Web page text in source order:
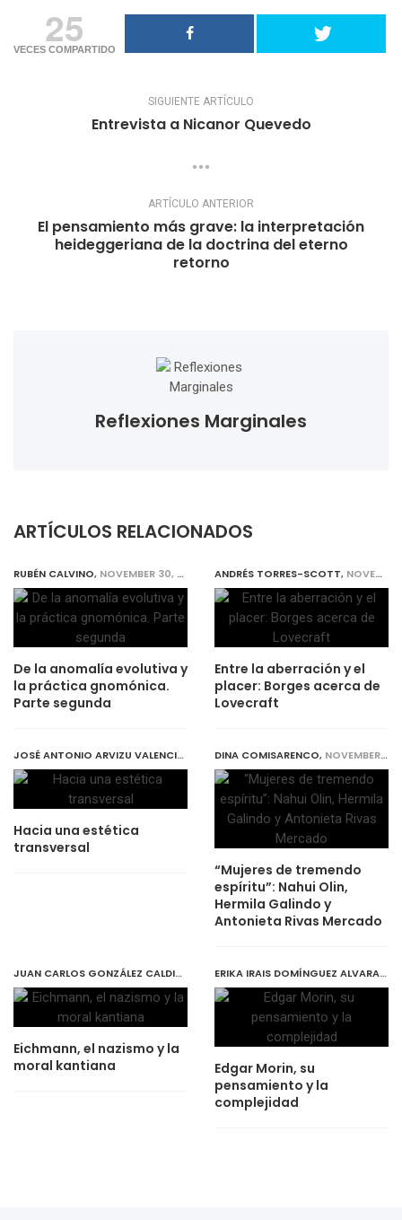
25
VECES COMPARTIDO
SIGUIENTE ARTÍCULO
Entrevista a Nicanor Quevedo
ARTÍCULO ANTERIOR
El pensamiento más grave: la interpretación
heideggeriana de la doctrina del eterno
retorno
Reflexiones Marginales
ARTÍCULOS RELACIONADOS
RUBÉN CALVINO, NOVEMBER 30, 2019
De la anomalía evolutiva y
la práctica gnomónica.
Parte segunda
ANDRÉS TORRES-SCOTT, NOVEMBER 30, 2019
Entre la aberración y el
placer: Borges acerca de
Lovecraft
JOSÉ ANTONIO ARVIZU VALENCIA NOVEMBER 30, 2019
Hacia una estética
transversal
DINA COMISARENCO, NOVEMBER 30, 2019
“Mujeres de tremendo
espíritu”: Nahui Olin,
Hermila Galindo y
Antonieta Rivas Mercado
JUAN CARLOS GONZÁLEZ CALDITO DECEMBER 1, 2019
Eichmann, el nazismo y la
moral kantiana
ERIKA IRAIS DOMÍNGUEZ ALVARADO
Edgar Morin, su
pensamiento y la
complejidad